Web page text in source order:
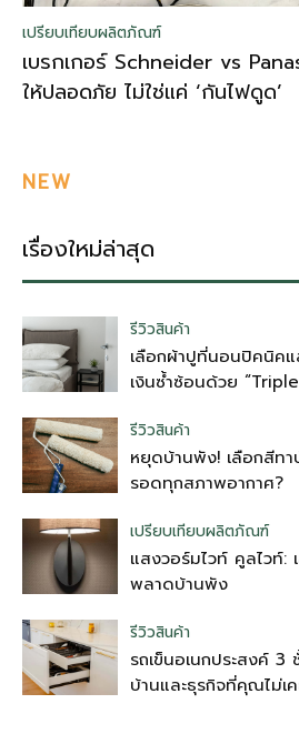
เปรียบเทียบผลิตภัณฑ์
เบรกเกอร์ Schneider vs
ให้ปลอดภัย ไม่ใช่แค่ ‘กันไฟดูด’
NEW
เรื่องใหม่ล่าสุด
รีวิวสินค้า
เลือกผ้าปูที่นอนปิคนิคแ
เงินซ้ำซ้อนด้วย
รีวิวสินค้า
หยุดบ้านพัง! เลือกสีทา
รอดทุกสภาพอากาศ?
เปรียบเทียบผลิตภัณฑ์
แสงวอร์มไวท์ คูลไวท์:
พลาดบ้านพัง
รีวิวสินค้า
รถเข็นอเนกประสงค์
บ้านและธุรกิจที่คุณไม่เ